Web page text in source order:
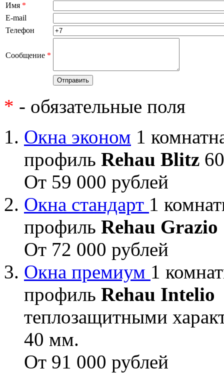
Имя *
E-mail
Телефон
Сообщение *
* - обязательные поля
Окна эконом 1
профиль Rehau Blitz
От 59 000 рублей
Окна стандарт 1
профиль Rehau Grazio
От 72 000 рублей
Окна премиум 1
профиль Rehau Intelio
теплозащитными
40 мм.
От 91 000 рублей